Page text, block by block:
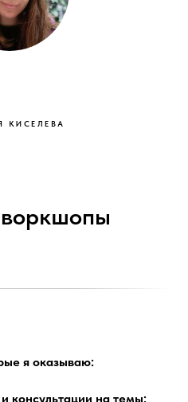
КИСЕЛЕВА
я оказываю:
консультации на темы: